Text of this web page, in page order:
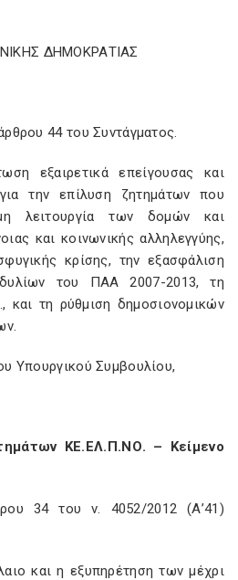
ΔΗΜΟΚΡΑΤΙΑΣ
44 του Συντάγματος.
εξαιρετικά επείγουσας και
την επίλυση ζητημάτων που
λειτουργία των δομών και
και κοινωνικής αλληλεγγύης,
κρίσης, την εξασφάλιση
του ΠΑΑ 2007-2013, τη
και τη ρύθμιση δημοσιονομικών
Υπουργικού Συμβουλίου,
ΚΕ.ΕΛ.Π.ΝΟ. – Κείμενο
34 του ν. 4052/2012 (Α’41)
και η εξυπηρέτηση των μέχρι